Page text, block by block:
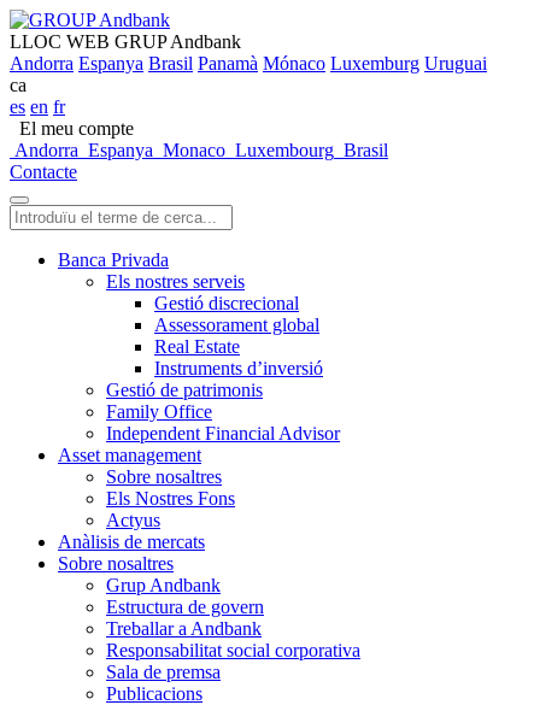
LLOC WEB GRUP Andbank
Andorra Espanya Brasil Panamà Mónaco Luxemburg Uruguai
ca
es en fr
El meu compte
Andorra Espanya Monaco Luxembourg Brasil
Contacte
Banca Privada
Els nostres serveis
Gestió discrecional
Assessorament global
Real Estate
Instruments d’inversió
Gestió de patrimonis
Family Office
Independent Financial Advisor
Asset management
Sobre nosaltres
Els Nostres Fons
Actyus
Anàlisis de mercats
Sobre nosaltres
Grup Andbank
Estructura de govern
Treballar a Andbank
Responsabilitat social corporativa
Sala de premsa
Publicacions